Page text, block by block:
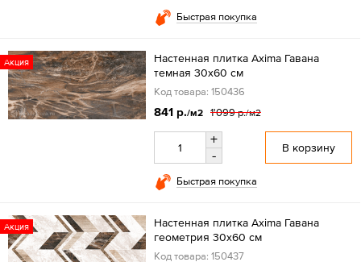
Быстрая покупка
Акция
Настенная плитка Axima Гавана
темная 30x60 см
Код товара: 150436
841 р./м2 1'099 р./м2
+
-
В корзину
Быстрая покупка
Акция
Настенная плитка Axima Гавана
геометрия 30x60 см
Код товара: 150437